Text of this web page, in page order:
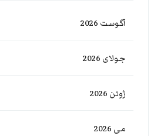
آگوست 2026
جولای 2026
ژوئن 2026
می 2026